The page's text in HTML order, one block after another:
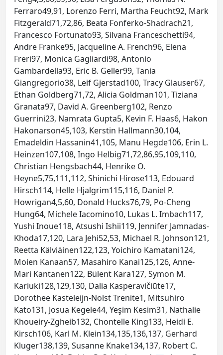
Ferraro49,91, Lorenzo Ferri, Martha Feucht92, Mark
Fitzgerald71,72,86, Beata Fonferko-Shadrach21,
Francesco Fortunato93, Silvana Franceschetti94,
Andre Franke95, Jacqueline A. French96, Elena
Freri97, Monica Gagliardi98, Antonio
Gambardella93, Eric B. Geller99, Tania
Giangregorio38, Leif Gjerstad100, Tracy Glauser67,
Ethan Goldberg71,72, Alicia Goldman101, Tiziana
Granata97, David A. Greenberg102, Renzo
Guerrini23, Namrata Gupta5, Kevin F. Haas6, Hakon
Hakonarson45,103, Kerstin Hallmann30,104,
Emadeldin Hassanin41,105, Manu Hegde106, Erin L.
Heinzen107,108, Ingo Helbig71,72,86,95,109,110,
Christian Hengsbach44, Henrike O.
Heyne5,75,111,112, Shinichi Hirose113, Edouard
Hirsch114, Helle Hjalgrim115,116, Daniel P.
Howrigan4,5,60, Donald Hucks76,79, Po-Cheng
Hung64, Michele Iacomino10, Lukas L. Imbach117,
Yushi Inoue118, Atsushi Ishii119, Jennifer Jamnadas-
Khoda17,120, Lara Jehi52,53, Michael R. Johnson121,
Reetta Kälviäinen122,123, Yoichiro Kamatani124,
Moien Kanaan57, Masahiro Kanai125,126, Anne-
Mari Kantanen122, Bülent Kara127, Symon M.
Kariuki128,129,130, Dalia Kasperavičiūte17,
Dorothee Kasteleijn-Nolst Trenite1, Mitsuhiro
Kato131, Josua Kegele44, Yeşim Kesim31, Nathalie
Khoueiry-Zgheib132, Chontelle King133, Heidi E.
Kirsch106, Karl M. Klein134,135,136,137, Gerhard
Kluger138,139, Susanne Knake134,137, Robert C.